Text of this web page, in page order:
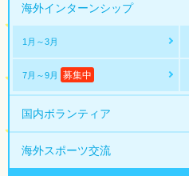
海外インターンシップ
1月～3月
7月～9月 募集中
国内ボランティア
海外スポーツ交流